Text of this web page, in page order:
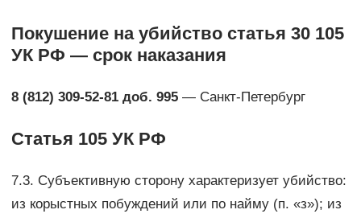
Покушение на убийство статья 30 105
УК РФ — срок наказания
8 (812) 309-52-81 доб. 995— Санкт-Петербург
Статья 105 УК РФ
7.3. Субъективную сторону характеризует убийство:
из корыстных побуждений или по найму (п. «з»); из